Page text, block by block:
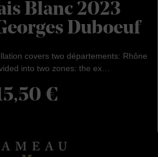
Blanc 2023
Duboeuf
covers two départements: Rhône
into two zones: the ex…
€